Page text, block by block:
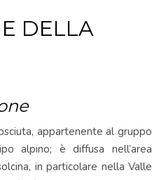
DELLA
alpino; è diffusa nell’area
in particolare nella Valle